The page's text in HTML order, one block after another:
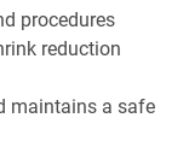
procedures
reduction
maintains a safe